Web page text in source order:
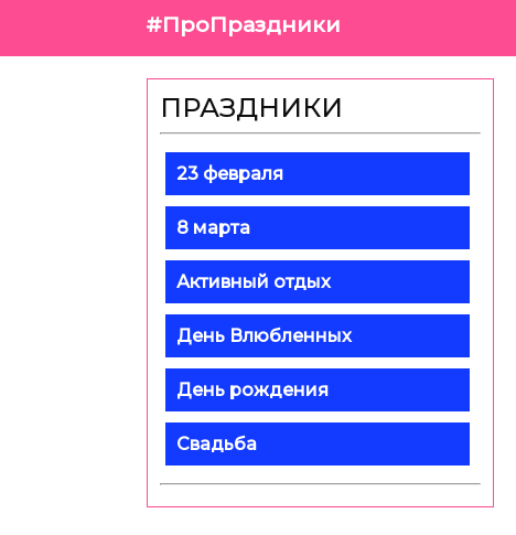
#ПроПраздники
ПРАЗДНИКИ
23 февраля
8 марта
Активный отдых
День Влюбленных
День рождения
Свадьба